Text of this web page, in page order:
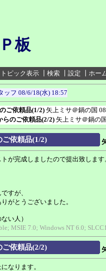
板
トピック表示 検索 設定 ホー
ッフ 08/6/18(水) 18:57
ご依頼品(1/2) 矢上ミサ＠鍋の国
のご依頼品(2/2) 矢上ミサ＠鍋の
依頼品(1/2)
が完成しましたので提出致します
すが、
がとうございました。
い人）
MSIE 7.0; Windows NT 6.0;
依頼品(2/2)
なります。